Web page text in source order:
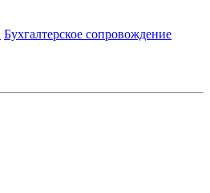
Бухгалтерское сопровождение